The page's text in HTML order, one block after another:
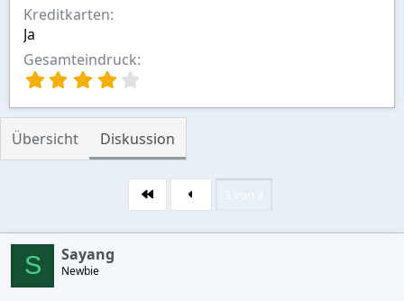
Kreditkarten
Ja
Gesamteindruck
0
0
S
t
e
r
n
(
Übersicht Diskussion
Erste
S Sayang
Newbie